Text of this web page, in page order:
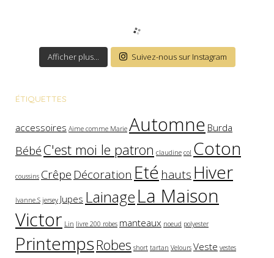
Afficher plus... Suivez-nous sur Instagram
ÉTIQUETTES
accessoires Aime comme Marie Automne Burda
Bébé C'est moi le patron claudine col Coton
coussins Crêpe Décoration Eté hauts Hiver
Ivanne.S jersey Jupes LainageLa Maison
Victor Lin livre 200 robes manteaux noeud polyester
PrintempsRobes short tartan Velours Veste vestes